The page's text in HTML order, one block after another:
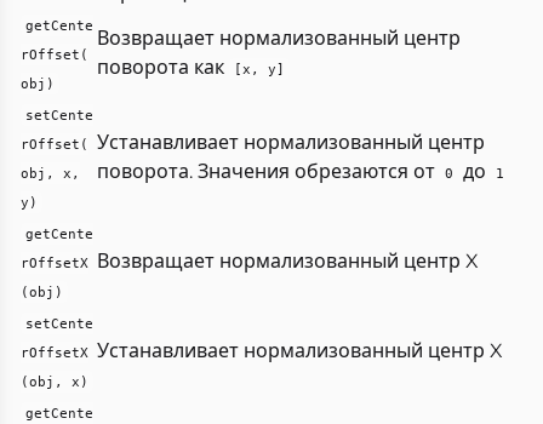
getCente
rOffset(
obj)
Возвращает нормализованный центр
поворота как
[x, y]
setCente
rOffset(
obj, x,
y)
Устанавливает нормализованный центр
поворота. Значения обрезаются от 0 до 1
getCente
rOffsetX
(obj)
Возвращает нормализованный центр X
setCente
rOffsetX
(obj, x)
Устанавливает нормализованный центр X
getCente